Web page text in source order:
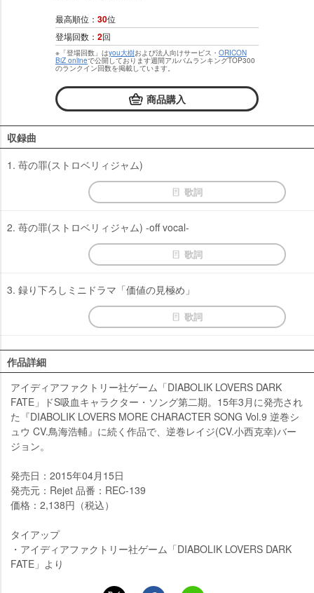
最高順位： 30位
登場回数： 2回
※「登場回数」はyou大樹および法人向けサービス・ ORICON
BiZ onlineで公開しております週間アルバムランキングTOP300
のランクイン回数を掲載しています。
商品購入
収録曲
1. 苺の罪(ストロベリィジャム)
歌詞
2. 苺の罪(ストロベリィジャム) -off vocal-
歌詞
3. 録り下ろしミニドラマ「価値の見極め」
歌詞
作品詳細
アイディアファクトリー社ゲーム「DIABOLIK LOVERS DARK
FATE」ドS吸血キャラクター・ソング第二期。15年3月に発売され
た『DIABOLIK LOVERS MORE CHARACTER SONG Vol.9 逆巻シ
ュウ CV.鳥海浩輔』に続く作品で、逆巻レイジ(CV.小西克幸)バー
ジョン。
発売日：2015年04月15日
発売元：Rejet 品番：REC-139
価格：2,138円（税込）
タイアップ
・アイディアファクトリー社ゲーム「DIABOLIK LOVERS DARK
FATE」より